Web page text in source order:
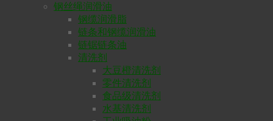
钢丝绳润滑油
钢缆润滑脂
链条和钢缆润滑油
链锯链条油
清洗剂
大豆橙清洗剂
零件清洗剂
食品级清洗剂
水基清洗剂